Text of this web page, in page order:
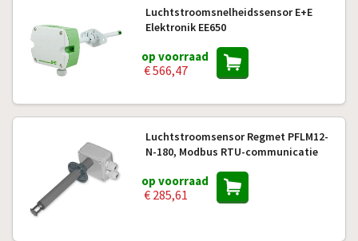
Luchtstroomsnelheidssensor E+E
Elektronik EE650
op voorraad
€ 566,47
Luchtstroomsensor Regmet PFLM12-
N-180, Modbus RTU-communicatie
op voorraad
€ 285,61